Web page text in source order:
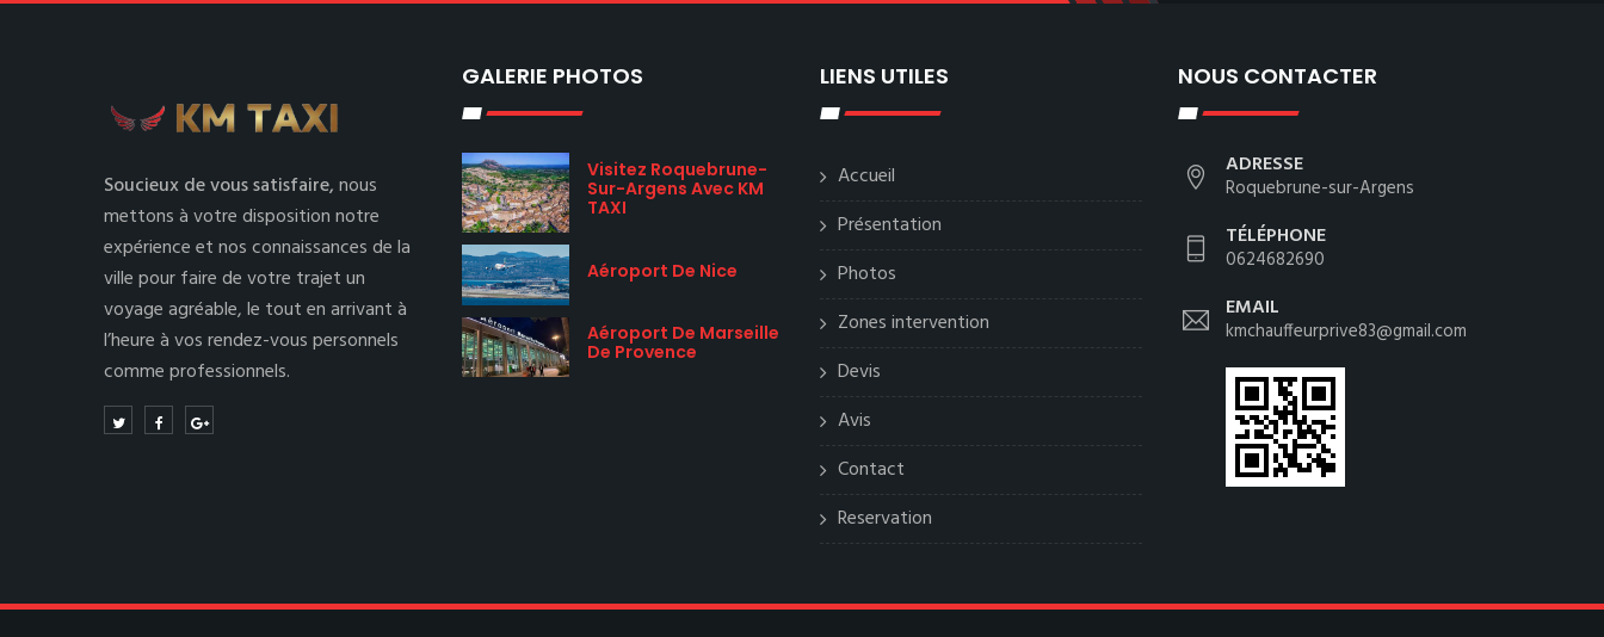
Soucieux de vous satisfaire,nous
mettons à votre disposition notre
expérience et nos connaissances de la
ville pour faire de votre trajet un
voyage agréable, le tout en arrivant à
l’heure à vos rendez-vous personnels
comme professionnels.
GALERIE PHOTOS
Visitez Roquebrune-
Sur-Argens Avec KM
TAXI
Aéroport De Nice
Aéroport De Marseille
De Provence
LIENS UTILES
Accueil
Présentation
Photos
Zones intervention
Devis
Avis
Contact
Reservation
NOUS CONTACTER
ADRESSE
Roquebrune-sur-Argens
TÉLÉPHONE
0624682690
EMAIL
kmchauffeurprive83@gmail.com